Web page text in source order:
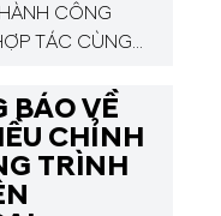
CÔNG
TÁC CÙNG
ĐẶC
CHO KHÁCH
BÁO VỀ
CHỈNH
TRÌNH